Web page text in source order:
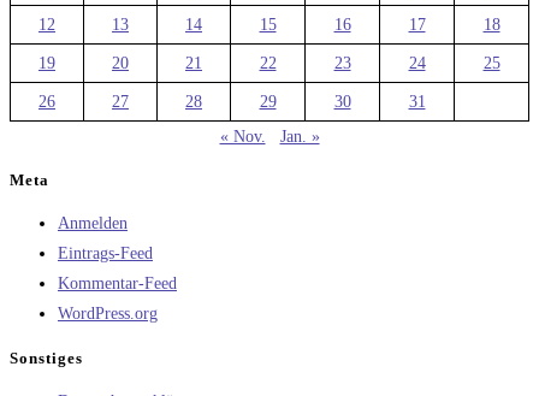
12 13 14 15 16 17 18
19 20 21 22 23 24 25
26 27 28 29 30
31
« Nov.
Jan. »
Meta
Anmelden
Eintrags-Feed
Kommentar-Feed
WordPress.org
Sonstiges